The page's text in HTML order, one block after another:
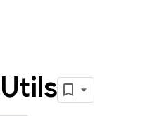
Utils